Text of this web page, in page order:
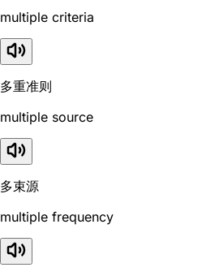
multiple criteria
多重准则
multiple source
多束源
multiple frequency